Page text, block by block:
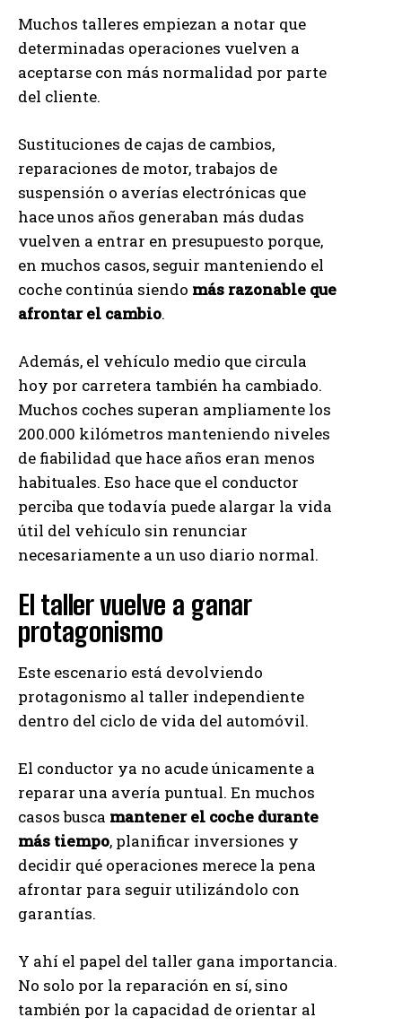
Muchos talleres empiezan a notar que
determinadas operaciones vuelven a
aceptarse con más normalidad por parte
del cliente.
Sustituciones de cajas de cambios,
reparaciones de motor, trabajos de
suspensión o averías electrónicas que
hace unos años generaban más dudas
vuelven a entrar en presupuesto porque,
en muchos casos, seguir manteniendo el
coche continúa siendo más razonable que
afrontar el cambio.
Además, el vehículo medio que circula
hoy por carretera también ha cambiado.
Muchos coches superan ampliamente los
200.000 kilómetros manteniendo niveles
de fiabilidad que hace años eran menos
habituales. Eso hace que el conductor
perciba que todavía puede alargar la vida
útil del vehículo sin renunciar
necesariamente a un uso diario normal.
El taller vuelve a ganar
protagonismo
Este escenario está devolviendo
protagonismo al taller independiente
dentro del ciclo de vida del automóvil.
El conductor ya no acude únicamente a
reparar una avería puntual. En muchos
casos busca mantener el coche durante
más tiempo, planificar inversiones y
decidir qué operaciones merece la pena
afrontar para seguir utilizándolo con
garantías.
Y ahí el papel del taller gana importancia.
No solo por la reparación en sí, sino
también por la capacidad de orientar al